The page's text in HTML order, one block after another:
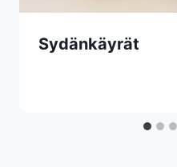
Sydänkäyrät